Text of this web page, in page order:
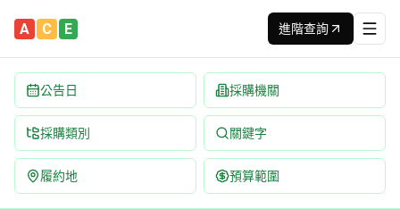
A C E 進階查詢
公告日 採購機關
採購類別 關鍵字
履約地 預算範圍